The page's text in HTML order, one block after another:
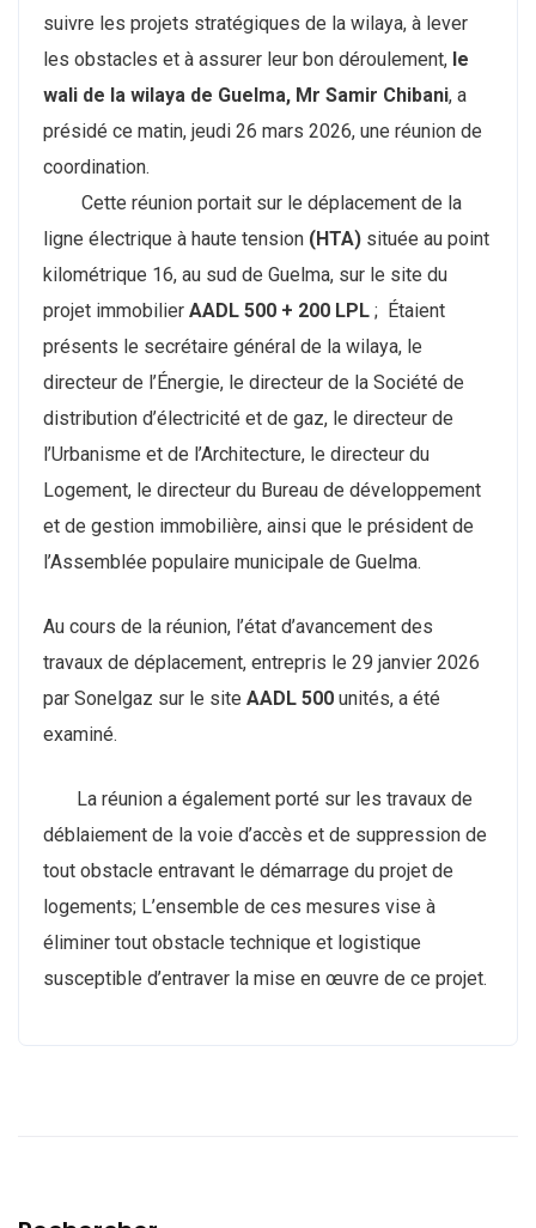
suivre les projets stratégiques de la wilaya, à lever
les obstacles et à assurer leur bon déroulement, le
wali de la wilaya de Guelma, Mr Samir Chibani, a
présidé ce matin, jeudi 26 mars 2026, une réunion de
coordination.
Cette réunion portait sur le déplacement de la
ligne électrique à haute tension (HTA) située au point
kilométrique 16, au sud de Guelma, sur le site du
projet immobilier AADL 500 + 200 LPL ; Étaient
présents le secrétaire général de la wilaya, le
directeur de l’Énergie, le directeur de la Société de
distribution d’électricité et de gaz, le directeur de
l’Urbanisme et de l’Architecture, le directeur du
Logement, le directeur du Bureau de développement
et de gestion immobilière, ainsi que le président de
l’Assemblée populaire municipale de Guelma.
Au cours de la réunion, l’état d’avancement des
travaux de déplacement, entrepris le 29 janvier 2026
par Sonelgaz sur le site AADL 500 unités, a été
examiné.
La réunion a également porté sur les travaux de
déblaiement de la voie d’accès et de suppression de
tout obstacle entravant le démarrage du projet de
logements; L’ensemble de ces mesures vise à
éliminer tout obstacle technique et logistique
susceptible d’entraver la mise en œuvre de ce projet.